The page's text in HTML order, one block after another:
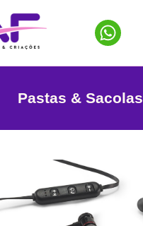
Pastas & Sacolas